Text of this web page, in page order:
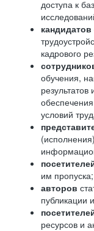
доступа к
кандидатов
кадрового
обучения,
условий
им пропуска;
авторов
публикации
ресурсов и